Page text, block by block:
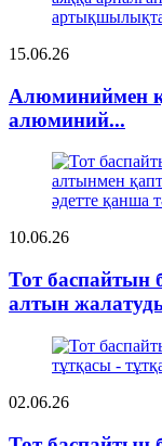
15.06.26
Алюминиймен
алюминий...
10.06.26
Тот баспайтын
алтын
02.06.26